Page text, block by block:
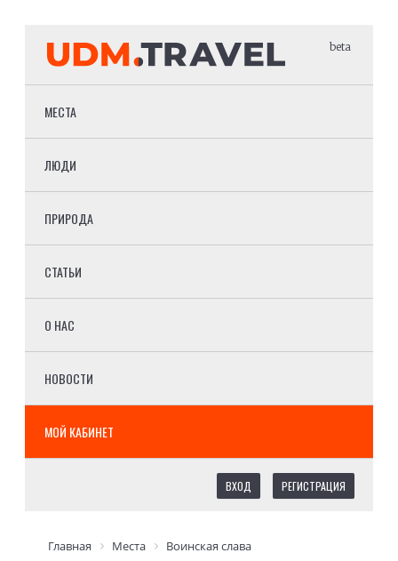
beta
МЕСТА
ЛЮДИ
ПРИРОДА
СТАТЬИ
О НАС
НОВОСТИ
МОЙ КАБИНЕТ
ВХОД РЕГИСТРАЦИЯ
Главная Места
Воинская слава